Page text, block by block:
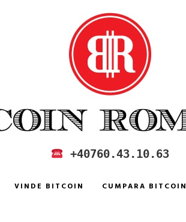
+40760.43.10.63
VINDE BITCOIN CUMPARA BITCOIN